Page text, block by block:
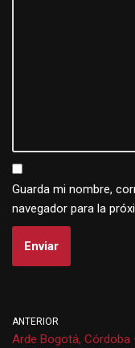
Guarda mi nombre,
navegador para la
ANTERIOR
Arde Bogotá, Córdoba